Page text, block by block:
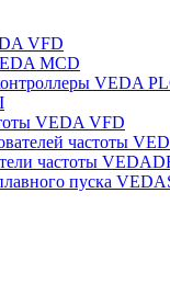
VFD
MCD
VEDA
VEDA VFD
частоты
частоты
пуска